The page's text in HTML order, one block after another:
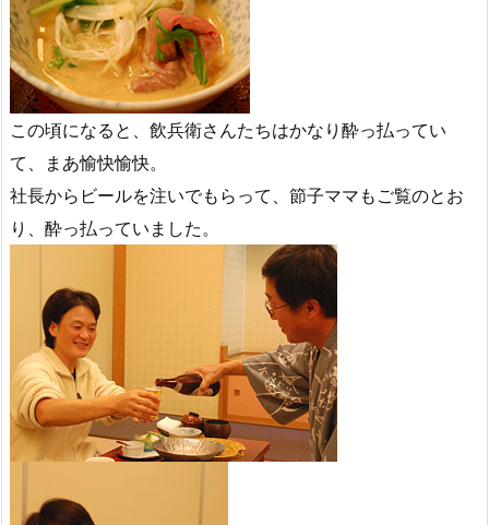
この頃になると、飲兵衛さんたちはかなり酔っ払ってい
て、まあ愉快愉快。
社長からビールを注いでもらって、節子ママもご覧のとお
り、酔っ払っていました。